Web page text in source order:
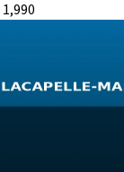
1,990